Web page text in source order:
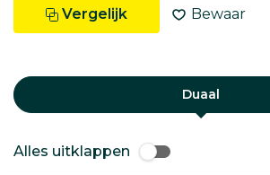
Vergelijk Bewaar
Duaal
Alles uitklappen